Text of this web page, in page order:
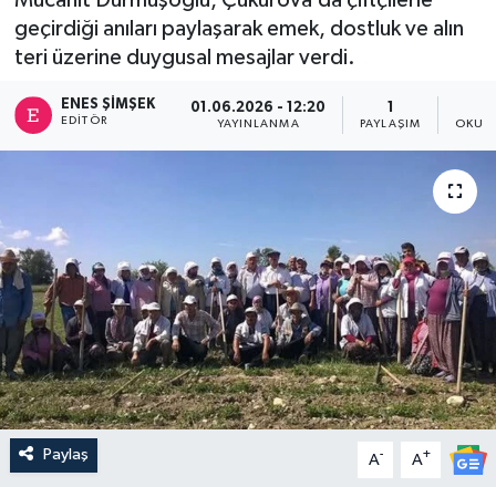
geçirdiği anıları paylaşarak emek, dostluk ve alın
teri üzerine duygusal mesajlar verdi.
ENES ŞIMŞEK
EDITÖR
01.06.2026 - 12:20
YAYINLANMA
1
PAYLAŞIM
Paylaş A- A+